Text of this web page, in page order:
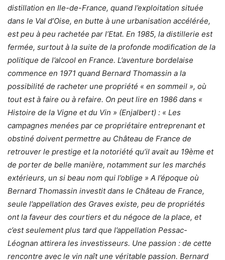
distillation en Ile-de-France, quand l’exploitation située
dans le Val d’Oise, en butte à une urbanisation accélérée,
est peu à peu rachetée par l’Etat. En 1985, la distillerie est
fermée, surtout à la suite de la profonde modification de la
politique de l’alcool en France. L’aventure bordelaise
commence en 1971 quand Bernard Thomassin a la
possibilité de racheter une propriété « en sommeil », où
tout est à faire ou à refaire. On peut lire en 1986 dans «
Histoire de la Vigne et du Vin » (Enjalbert) : « Les
campagnes menées par ce propriétaire entreprenant et
obstiné doivent permettre au Château de France de
retrouver le prestige et la notoriété qu’il avait au 19ème et
de porter de belle manière, notamment sur les marchés
extérieurs, un si beau nom qui l’oblige » A l’époque où
Bernard Thomassin investit dans le Château de France,
seule l’appellation des Graves existe, peu de propriétés
ont la faveur des courtiers et du négoce de la place, et
c’est seulement plus tard que l’appellation Pessac-
Léognan attirera les investisseurs. Une passion : de cette
rencontre avec le vin naît une véritable passion. Bernard